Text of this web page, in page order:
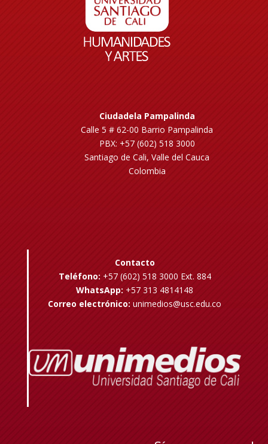
Ciudadela Pampalinda
Calle 5 # 62-00 Barrio Pampalinda
PBX: +57 (602) 518 3000
Santiago de Cali, Valle del Cauca
Colombia
Contacto
Teléfono: +57 (602) 518 3000 Ext. 884
WhatsApp: +57 313 4814148
Correo electrónico: unimedios@usc.edu.co